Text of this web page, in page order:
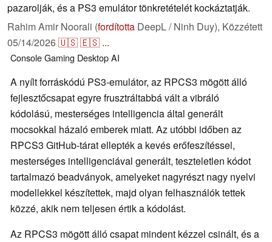
pazarolják, és a PS3 emulátor tönkretételét kockáztatják.
Rahim Amir Noorali (fordította DeepL / Ninh Duy), Közzétett
05/14/2026🇺🇸🇪🇸 ...
ConsoleGaming DesktopAI
A nyílt forráskódú PS3-emulátor, az RPCS3 mögött álló
fejlesztőcsapat egyre frusztráltabbá vált a vibráló
kódolású, mesterséges intelligencia által generált
mocsokkal házaló emberek miatt. Az utóbbi időben az
RPCS3 GitHub-tárat ellepték a kevés erőfeszítéssel,
mesterséges intelligenciával generált, teszteletlen kódot
tartalmazó beadványok, amelyeket nagyrészt nagy nyelvi
modellekkel készítettek, majd olyan felhasználók tettek
közzé, akik nem teljesen értik a kódolást.
Az RPCS3 mögött álló csapat mindent kézzel csinált, és a